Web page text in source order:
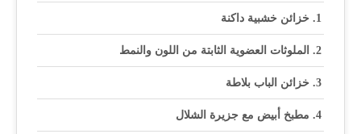
خزائن خشبية داكنة
الملوثات العضوية الثابتة من اللون والنمط
خزائن الباب بلاطة
مطبخ أبيض مع جزيرة الشلال